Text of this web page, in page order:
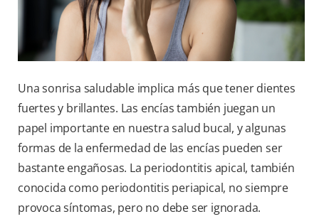
BO (ES)
SUSCRÍBETE
Una sonrisa saludable implica más que tener dientes
fuertes y brillantes. Las encías también juegan un
papel importante en nuestra salud bucal, y algunas
formas de la enfermedad de las encías pueden ser
bastante engañosas. La periodontitis apical, también
conocida como periodontitis periapical, no siempre
provoca síntomas, pero no debe ser ignorada.